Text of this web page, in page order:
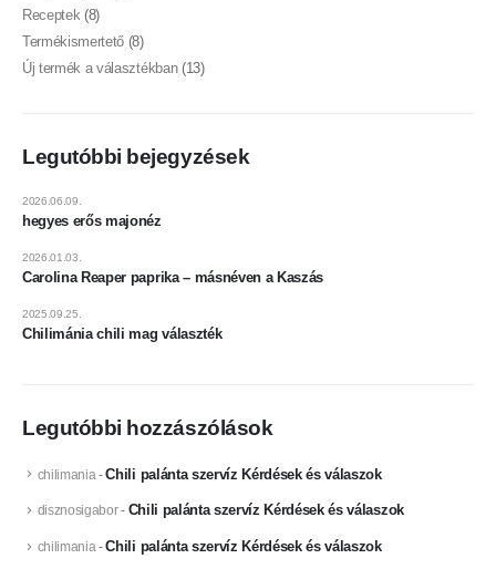
Receptek(8)
Termékismertető (8)
Új termék a választékban(13)
Legutóbbi bejegyzések
hegyes erős majonéz
2026.06.09.
Carolina Reaper paprika – másnéven a Kaszás
2026.01.03.
Chilimánia chili mag választék
2025.09.25.
Legutóbbi hozzászólások
chilimania -Chili palánta szervíz Kérdések és válaszok
disznosigabor- Chili palánta szervíz Kérdések és válaszok
chilimania-Chili palánta szervíz Kérdések és válaszok